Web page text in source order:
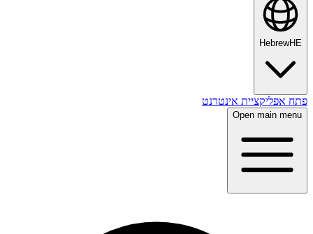
HebrewHE
פתח אפליקציית אינטרנט
Open main menu